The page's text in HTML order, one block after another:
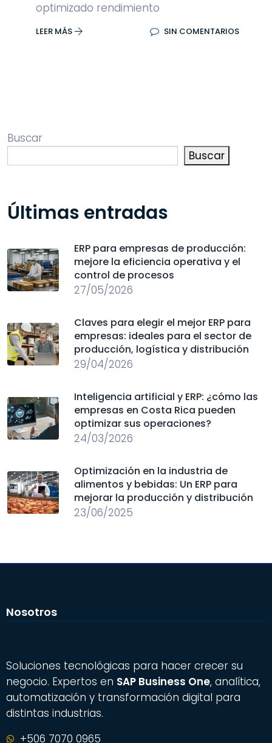
optimizado rendimiento
LEER MÁS SIN COMENTARIOS
Buscar
Buscar
Últimas entradas
ERP para empresas de producción:
mejore la eficiencia operativa y el
control de procesos
27/05/2026
Claves para elegir el mejor ERP para
empresas: ideales para el sector de
producción, logística y distribución
29/04/2026
Inteligencia artificial y ERP: ¿cómo las
empresas en Costa Rica pueden
optimizar sus operaciones?
24/03/2026
Optimización en la industria de
alimentos y bebidas: Un ERP para
mejorar la producción y distribución
23/06/2025
Nosotros
Soluciones tecnológicas para hacer crecer su
negocio. Expertos en SAP Business One, analítica,
automatización y transformación digital para
distintas industrias.
+506 7070 0965